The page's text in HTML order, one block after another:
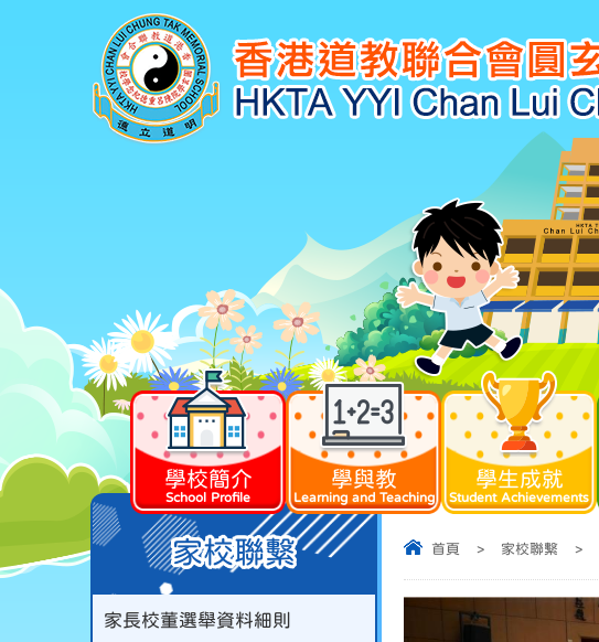
學校簡介
School Profile
學與教
Learning and Teaching
學生成就
Student Achievements
首頁 > 家校聯繫 >
家校聯繫
家長校董選舉資料細則